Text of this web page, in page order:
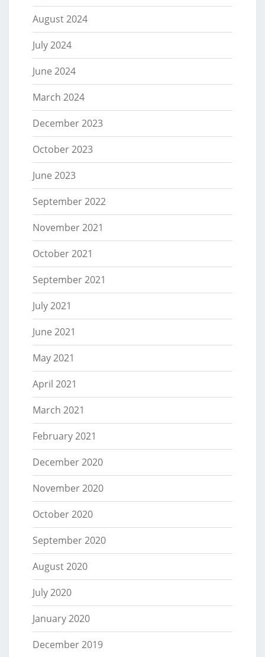
August 2024
July 2024
June 2024
March 2024
December 2023
October 2023
June 2023
September 2022
November 2021
October 2021
September 2021
July 2021
June 2021
May 2021
April 2021
March 2021
February 2021
December 2020
November 2020
October 2020
September 2020
August 2020
July 2020
January 2020
December 2019